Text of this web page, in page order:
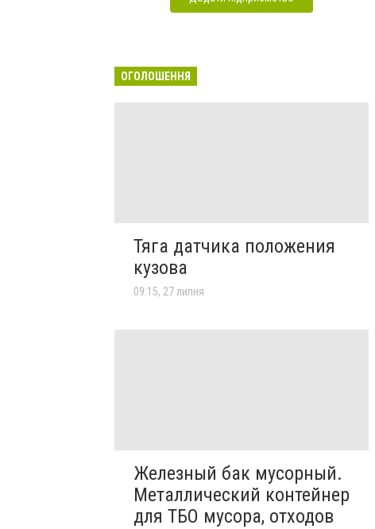
ОГОЛОШЕННЯ
Тяга датчика положения
кузова
09:15, 27 липня
Железный бак мусорный.
Металлический контейнер
для ТБО мусора, отходов